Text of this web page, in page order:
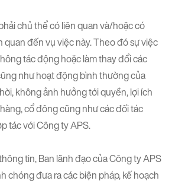
chủ thể có liên quan và/hoặc có
đến vụ việc này. Theo đó sự việc
tác động hoặc làm thay đổi các
như hoạt động bình thường của
không ảnh hưởng tới quyền, lợi ích
cổ đông cũng như các đối tác
tác với Công ty APS.
tin, Ban lãnh đạo của Công ty APS
chóng đưa ra các biện pháp, kế hoạch